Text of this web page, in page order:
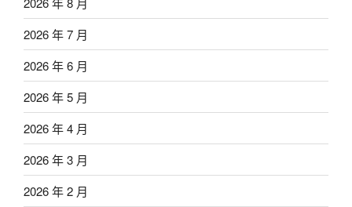
2026 年 7 月
2026 年 6 月
2026 年 5 月
2026 年 4 月
2026 年 3 月
2026 年 2 月